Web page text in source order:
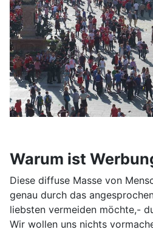
Warum ist
Diese diffuse Masse von
genau durch das
liebsten vermeiden möchte,-
Wir wollen uns nichts